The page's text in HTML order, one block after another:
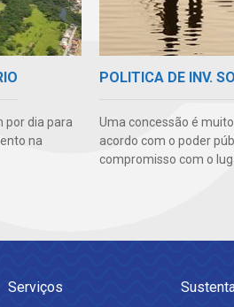
por dia para
na
POLITICA DE INV.
Uma concessão é
acordo com o poder
compromisso com o
Serviços